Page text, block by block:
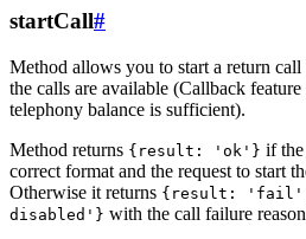
startCall#
Method allows you to start a return
the calls are available (Callback
telephony balance is sufficient).
Method returns {result: 'ok'} if
correct format and the request to start
Otherwise it returns {result: 'fail',
disabled'} with the call failure